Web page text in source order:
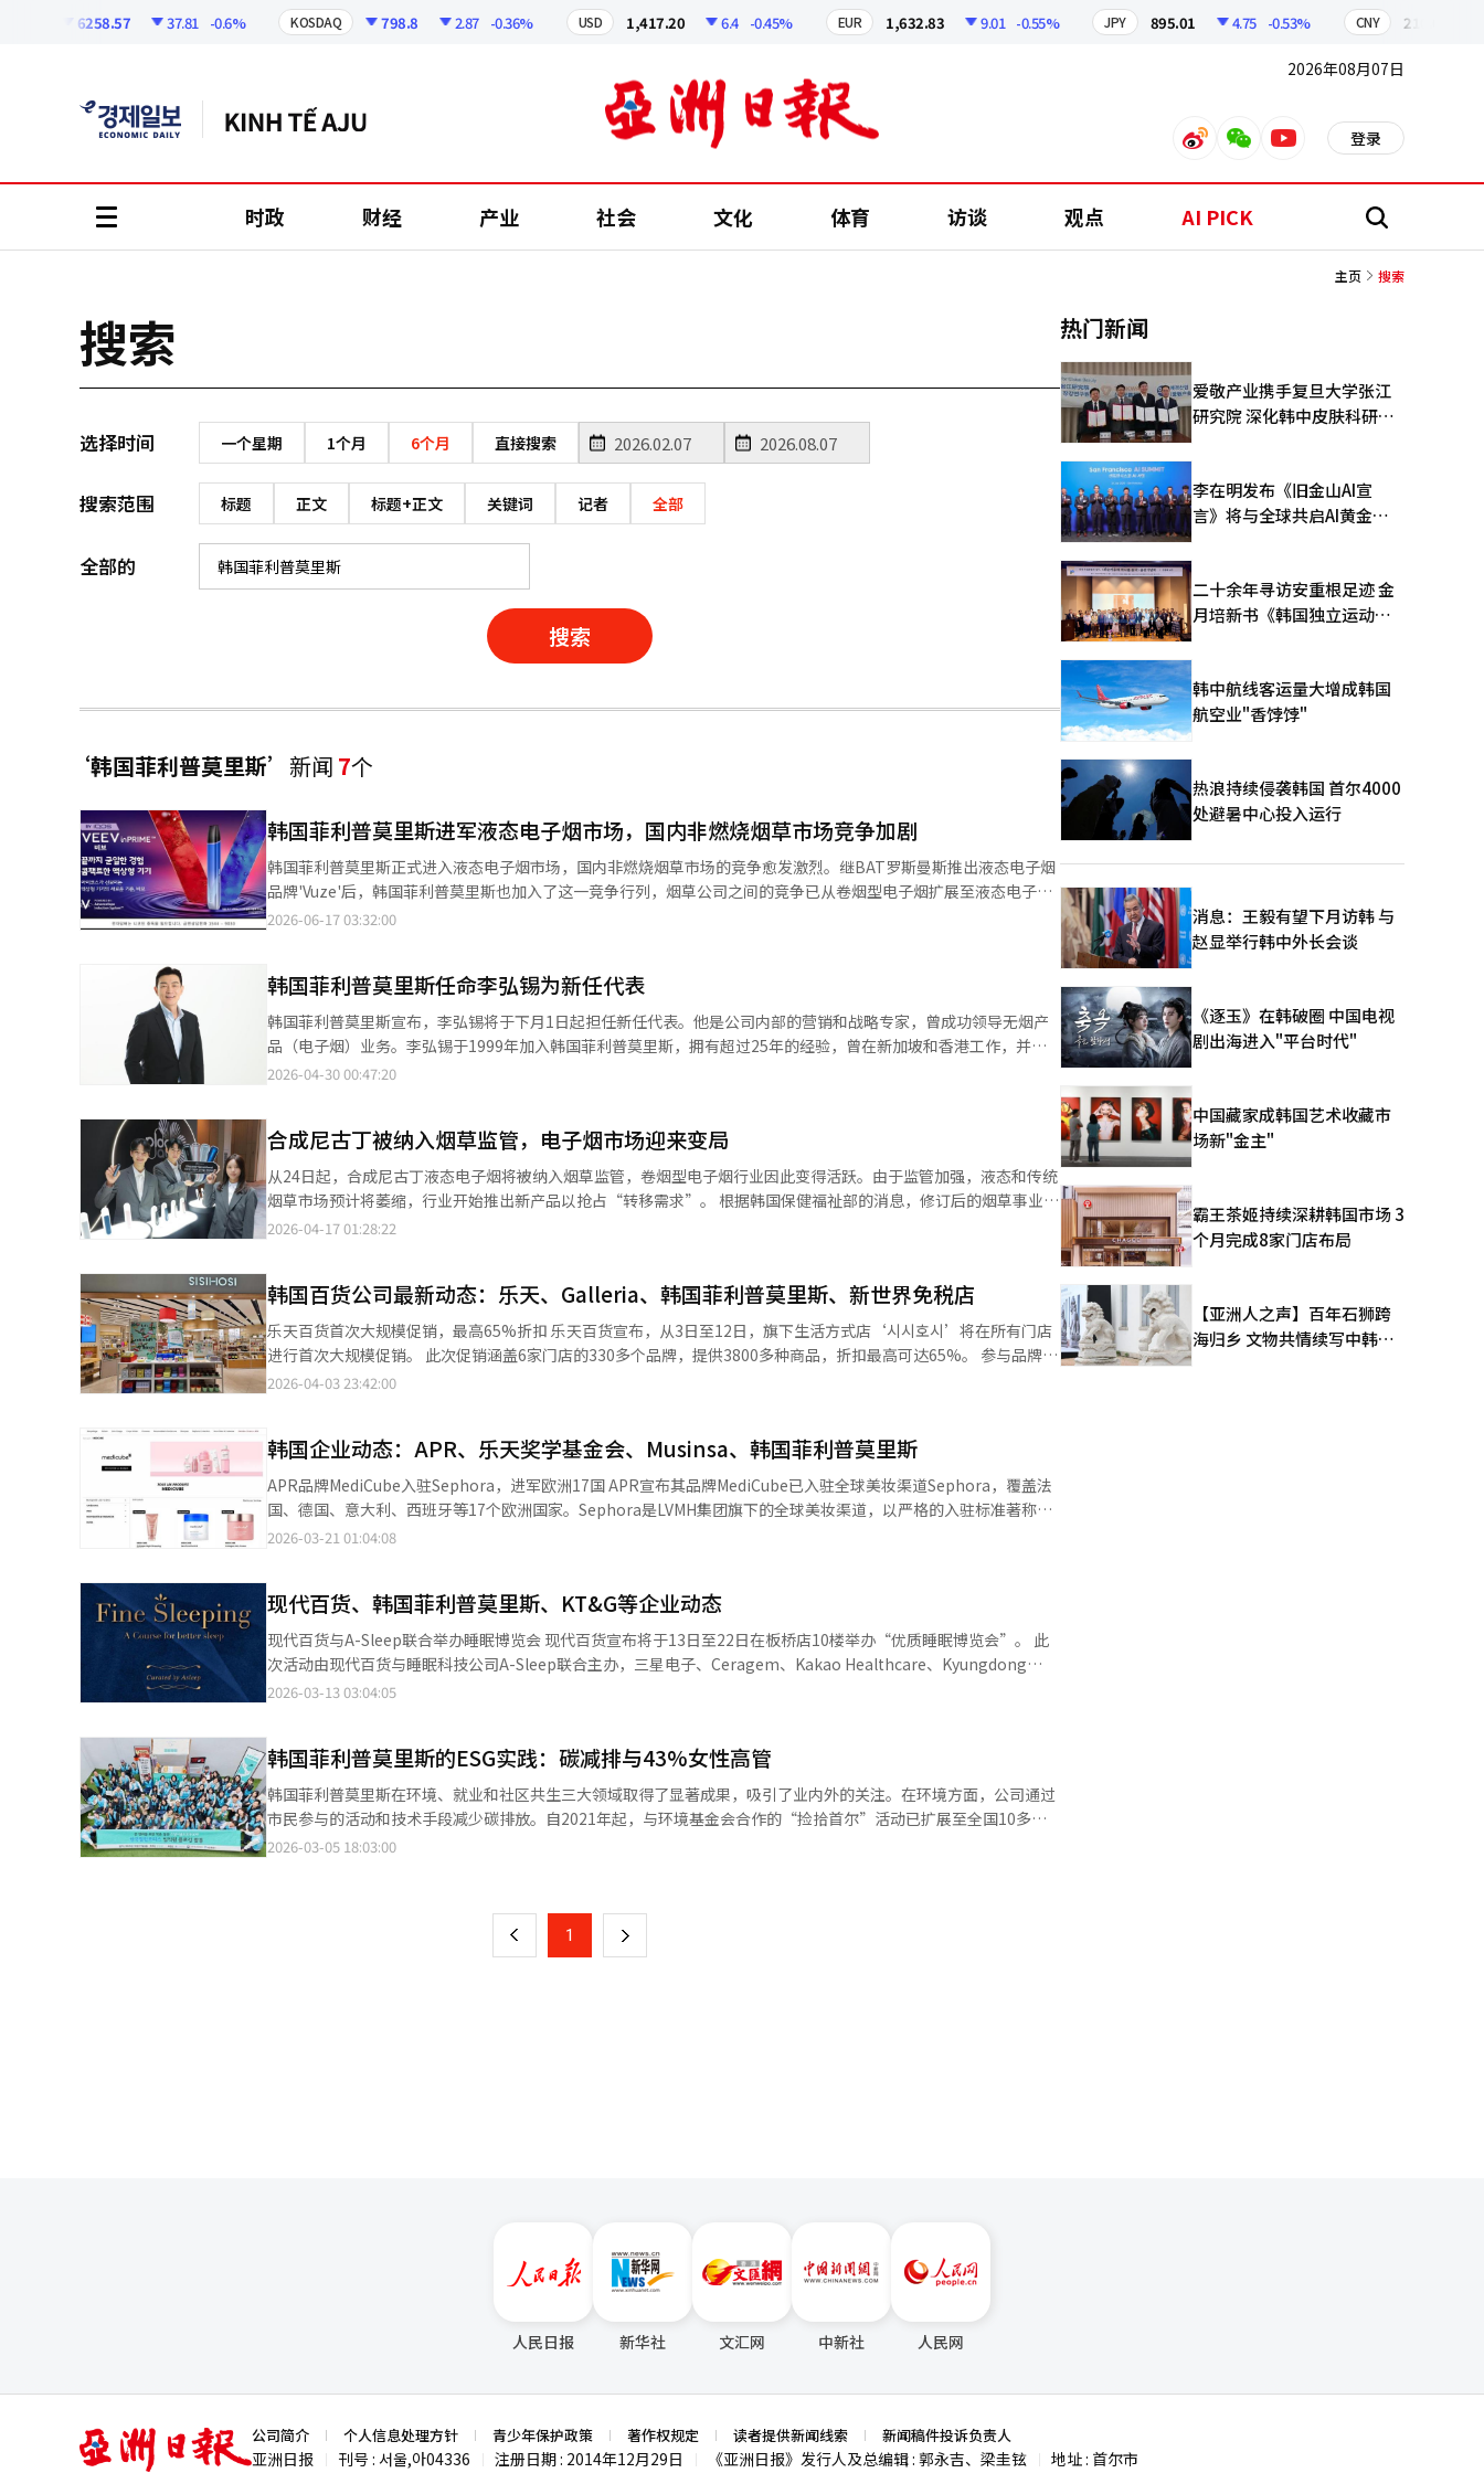
6258.57 37.81 -0.6% KOSDAQ 798.8 2.87 -0.36% USD 1,417.20 6.4 -0.45% EUR 1,632.83 9.01 -0.55% JPY 895.01 4.75 -0.53% CNY 210.08
2026年08月07日
weiboweixinyoutube 登录
时政 财经 产业 社会 文化 体育 访谈 观点 AI PICK 搜
主页 搜索
搜索
选择时间 一个星期 1个月 6个月 直接搜索
搜索范围 标题 正文 标题+正文 关键词 记者 全部
全部的
搜索
‘韩国菲利普莫里斯’ 新闻 7个
韩国菲利普莫里斯进军液态电子烟市场，国内非燃烧烟草市场竞争加剧
韩国菲利普莫里斯正式进入液态电子烟市场，国内非燃烧烟草市场的竞争愈发激烈。继BAT罗斯曼斯推出液态电子烟
品牌'Vuze'后，韩国菲利普莫里斯也加入了这一竞争行列，烟草公司之间的竞争已从卷烟型电子烟扩展至液态电子
烟。 据业内消息，韩国菲利普莫里斯将于22日起在全国的IQOS直营店销售液态电子烟设备'VEEV inPRIME'及专用液
表示：“'VEEV'不仅仅是产品的推出，更是重新定义国内液态电子烟设备标准的努力，旨在为成年吸烟者提供更多负
责任的选择，并提升整个类别的标准。”此外，韩国菲利普莫里斯于上月1日任命李洪锡为新任首席执行官，着手加
强电子烟等非燃烧产品线。 BAT罗斯曼斯率先进入国内液态电子烟市场。该公司于2023年推出液态电子烟品
牌'Vuze'，并不断扩大销售区域和产品线，巩固其在液态电子烟市场的地位。 烟草行业关注液态电子烟的原因在于，
传统卷烟市场的增长放缓，而卷烟型电子烟市场的竞争也愈发激烈。尽管传统烟草需求下降，但电子烟的使用却持续
中，卷烟型电子烟的使用率增长了90.9%，液态电子烟的使用率增长了73.1%。去年，传统卷烟的吸烟率为17.9%，
较前一年下降了1.0个百分点。而卷烟型电子烟和液态电子烟的当前使用率分别上升了0.3个百分点和0.5个百分点，达
到了6.3%和4.5%。电子烟被视为“使用”，而非“吸烟”，因此使用率的统计方式有所不同。 业内人士表示：“卷
烟市场长期呈现下降趋势，卷烟型电子烟市场的竞争也愈发激烈。对于全球烟草公司而言，液态电子烟成为拓展非燃
烧产品组合的新增长点。”※ 本报道经人工智能（AI）系统翻译与编辑。
2026-06-17 03:32:00
韩国菲利普莫里斯任命李弘锡为新任代表
韩国菲利普莫里斯宣布，李弘锡将于下月1日起担任新任代表。他是公司内部的营销和战略专家，曾成功领导无烟产
品（电子烟）业务。李弘锡于1999年加入韩国菲利普莫里斯，拥有超过25年的经验，曾在新加坡和香港工作，并于
2018年担任台湾法人代表。在快速变化的市场环境中，他展示了卓越的全球管理能力。2021年回到韩国后，他负责
会的未来发挥建设性作用。※ 本报道经人工智能（AI）系统翻译与编辑。
2026-04-30 00:47:20
合成尼古丁被纳入烟草监管，电子烟市场迎来变局
从24日起，合成尼古丁液态电子烟将被纳入烟草监管，卷烟型电子烟行业因此变得活跃。由于监管加强，液态和传统
烟草市场预计将萎缩，行业开始推出新产品以抢占“转移需求”。 根据韩国保健福祉部的消息，修订后的烟草事业法
将于24日生效，将烟草的定义从“烟草叶”扩大到“烟草或尼古丁”。此前，合成尼古丁产品未受烟草相关法律的约
业内人士普遍认为，此次监管将不可避免地改变韩国电子烟市场的格局。合成尼古丁液态电子烟在价格和促销方面的
优势将减弱。 因此，KT&G、BAT罗斯曼斯、韩国菲利普莫里斯、JTI韩国等主要烟草公司本月纷纷推出卷烟型电子
烟新产品，展开激烈的市场竞争。 KT&G日前在全国便利店推出了卷烟型电子烟Lil Hybrid专用棒“Mix Cigar
Collection”。该系列首次采用“平衡滤芯”，含有18%的雪茄叶。 BAT罗斯曼斯于13日推出了卷烟型电子烟品牌
Glo的Hyper系列专用棒“Neo Boost”的改良版。去年升级的“Stick Seal”技术被应用于防止烟叶残留在Glo
加热模式。Ploom Aura是继2024年10月推出的“Ploom X Advanced”之后约一年半推出的后续型号。 韩国菲利普
莫里斯本月初推出了IQOS Iluma专用棒“Sentia Zesty Red”。通过扩展Sentia产品线中的“Special Blend”系
列，积极迎合细分消费者的喜好。Sentia系列包括烟草混合（黄金、银色）、清新混合（深绿色）、特别混合（紫
色、Zesty Red）等。 业内人士表示：“由于合成尼古丁液态电子烟的监管，市场环境发生了巨大变化，预计转向卷
烟型电子烟的需求将增加。各公司正在加强设备和专用棒的产品线，市场竞争将更加激烈。”※ 本报道经人工智能
2026-04-17 01:28:22
韩国百货公司最新动态：乐天、Galleria、韩国菲利普莫里斯、新世界免税店
乐天百货首次大规模促销，最高65%折扣 乐天百货宣布，从3日至12日，旗下生活方式店‘시시호시’将在所有门店
进行首次大规模促销。 此次促销涵盖6家门店的330多个品牌，提供3800多种商品，折扣最高可达65%。 参与品牌包
括以植物性原料为主的‘희녹’、拥有70年历史的‘일광전구’、以及以独特图案和色彩著称的‘키티버니포니’等。
业至9日。 ‘五感所’的产品以青铜为材料，音色清澈深邃，适合冥想。产品价格从5万韩元到100万韩元不等。
Galleria表示，随着‘心灵健康’趋势的兴起，冥想受到越来越多人的关注，因此推出此快闪店。 韩国菲利普莫里斯
推出‘센티아 제스티 레드’ 韩国菲利普莫里斯宣布推出‘센티아 제스티 레드’，这是为IQOS Iluma系列设计的新产
品。 该产品扩展了现有的特殊混合系列，旨在满足国内消费者的需求。 菲利普莫里斯计划通过新产品加强其特殊混
合系列，并提高对细分市场的响应能力。 新世界免税店独家销售‘아누아X케데헌’ 新世界免税店宣布，在明洞店推
外销售的产品。 活动期间，顾客可参与抽奖和领取赠品活动。 ※ 本报道经人工智能（AI）系统翻译与编辑。
2026-04-03 23:42:00
韩国企业动态：APR、乐天奖学基金会、Musinsa、韩国菲利普莫里斯
APR品牌MediCube入驻Sephora，进军欧洲17国 APR宣布其品牌MediCube已入驻全球美妆渠道Sephora，覆盖法
国、德国、意大利、西班牙等17个欧洲国家。Sephora是LVMH集团旗下的全球美妆渠道，以严格的入驻标准著称。
APR计划在本月内通过Sephora的450家门店及各国在线渠道推出MediCube护肤产品，借此扩大在欧洲市场的影响
自1983年基金会成立以来，累计投入约706亿韩元。颁奖仪式上，乐天奖学基金会理事长张惠善表示，希望受助学生
在实践中感受到自身的价值。 Musinsa与KOTRA合作加速K-时尚进军中国 Musinsa与韩国贸易投资振兴公社
（KOTRA）及设计师品牌AAKAM合作，推动K-时尚加速进入中国市场。19日，三方在成都签署了合作协议，旨在降
低品牌海外扩张的壁垒。Musinsa将提供当地运营支持，KOTRA则利用其全球网络拓展市场。AAKAM是Musinsa孵
化计划的成功案例，其年交易额从2024年的20亿韩元增长到2025年的100亿韩元。同日，Musinsa还参与了由
环保活动 韩国菲利普莫里斯为纪念“世界水日”参与了密阳大坝的环保活动。活动中，150多名参与者清理了水源保
护区的垃圾，并检查了水质污染因素。公司在其工厂实施了超越法律标准的水质管理，并设有废水再利用设施。工厂
经理哈伦·巴谢尔表示，将继续积极参与当地生态保护活动。 ※ 本报道经人工智能（AI）系统翻译与编辑。
2026-03-21 01:04:08
现代百货、韩国菲利普莫里斯、KT&G等企业动态
现代百货与A-Sleep联合举办睡眠博览会 现代百货宣布将于13日至22日在板桥店10楼举办“优质睡眠博览会”。 此
次活动由现代百货与睡眠科技公司A-Sleep联合主办，三星电子、Ceragem、Kakao Healthcare、Kyungdong
Navien等10家公司参与，展示多种与睡眠相关的内容。 展会分为入眠、深睡、起床三个区域，观众可体验各种睡眠
国菲利普莫里斯宣布推出新款电子烟“IQOS Iluma i Electric Purple”。 “Electric Purple”是IQOS Iluma i系列的
新颜色，适用于三种型号，在IQOS官网和全国9家直营店有售。 通过此次新色发布，IQOS加强了产品组合，以满足
成年吸烟者的偏好。 IQOS Iluma i系列包括多种颜色，售价分别为12.9万韩元、8.9万韩元和5.9万韩元。 为纪念发
布，至5月20日，购买并注册设备的顾客可参与抽奖活动。 KT&G寻找独立音乐人 KT&G Sangsangmadang宣布将
于4月10日前招募“2026乐队发现”项目的参与者。 该项目自2007年启动，至今已支持54个乐队制作专辑和提供演
Instagram查看。 最终入选团队将获得总计800万韩元的奖金和专辑制作费。 此外，还将有机会参与独立演出及“想
象实现节”等活动。 ※ 本报道经人工智能（AI）系统翻译与编辑。
2026-03-13 03:04:05
韩国菲利普莫里斯的ESG实践：碳减排与43%女性高管
韩国菲利普莫里斯在环境、就业和社区共生三大领域取得了显著成果，吸引了业内外的关注。在环境方面，公司通过
市民参与的活动和技术手段减少碳排放。自2021年起，与环境基金会合作的“捡拾首尔”活动已扩展至全国10多个
城市，542名市民参与，收集垃圾159.51公斤。位于庆尚南道的工厂通过微藻设施每年减少2.1吨二氧化碳，并利用太
业领域，工厂自2002年成立以来，90%以上员工为本地人才。女性高管比例达43%，是国内平均水平的5倍。2019
年，公司获得“平等薪酬认证”，体现了性别平等的薪酬体系。这些成就展示了韩国菲利普莫里斯如何建立企业信任
的典范。※ 本报道经人工智能（AI）系统翻译与编辑。
2026-03-05 18:03:00
上 1 下
热门新闻
爱敬产业携手复旦大学张江
研究院 深化韩中皮肤科研合
李在明发布《旧金山AI宣
言》将与全球共启AI黄金时
二十余年寻访安重根足迹 金
月培新书《韩国独立运动圣
韩中航线客运量大增成韩国
航空业"香饽饽"
热浪持续侵袭韩国 首尔4000
处避暑中心投入运行
消息：王毅有望下月访韩 与
赵显举行韩中外长会谈
《逐玉》在韩破圈 中国电视
剧出海进入"平台时代"
中国藏家成韩国艺术收藏市
场新"金主"
霸王茶姬持续深耕韩国市场 3
个月完成8家门店布局
【亚洲人之声】百年石狮跨
海归乡 文物共情续写中韩人
人民日报 新华社 文汇网 中新社 人民网
亚
洲
日
公司简介 个人信息处理方针 青少年保护政策 著作权规定 读者提供新闻线索 新闻稿件投诉负责人
亚洲日报 刊号 : 서울,아04336 注册日期 : 2014年12月29日 《亚洲日报》发行人及总编辑 : 郭永吉、梁圭铉 地址 : 首尔市